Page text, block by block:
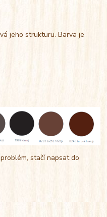
jeho strukturu. Barva je
stačí napsat do